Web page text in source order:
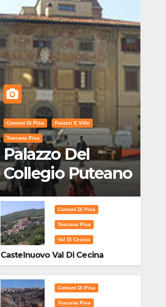
Comuni Di Pisa Palazzi E Ville
Toscana Pisa
Palazzo Del
Collegio Puteano
Comuni Di Pisa
Toscana Pisa
Val Di Cecina
Castelnuovo Val Di Cecina
Comuni Di Pisa
Toscana Pisa